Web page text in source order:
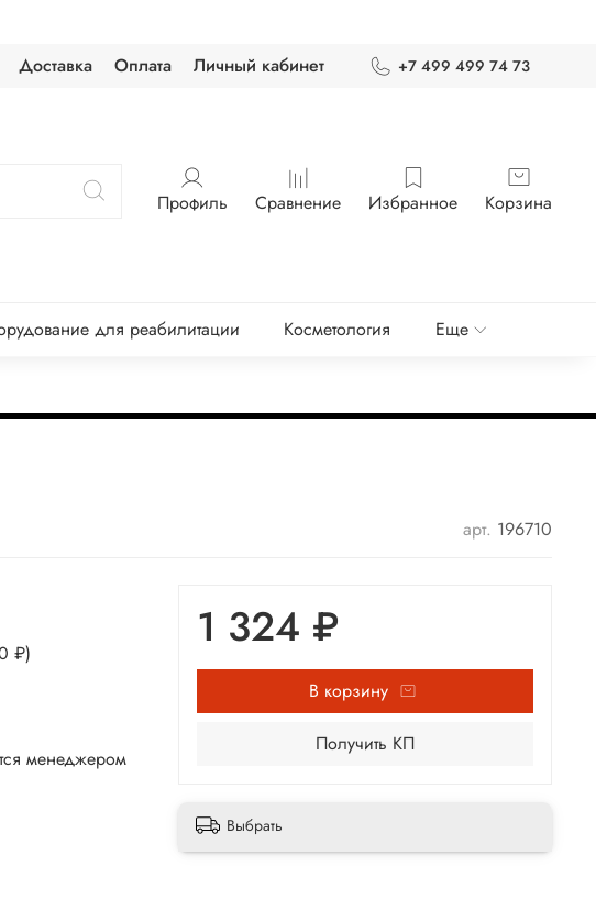
Доставка Оплата Личный кабинет +7 499 499 74 73
Профиль Сравнение Избранное Корзина
для реабилитации Косметология Еще
арт. 196710
₽)
менеджером
1 324 ₽
В корзину
Получить КП
Выбрать